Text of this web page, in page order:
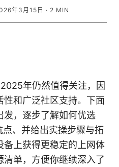
年3月15日 · 2 MIN
年仍然值得关注，因
和广泛社区支持。下面
发，逐步了解如何优选
、并给出实操步骤与拓
备上获得更稳定的上网体
单，方便你继续深入了